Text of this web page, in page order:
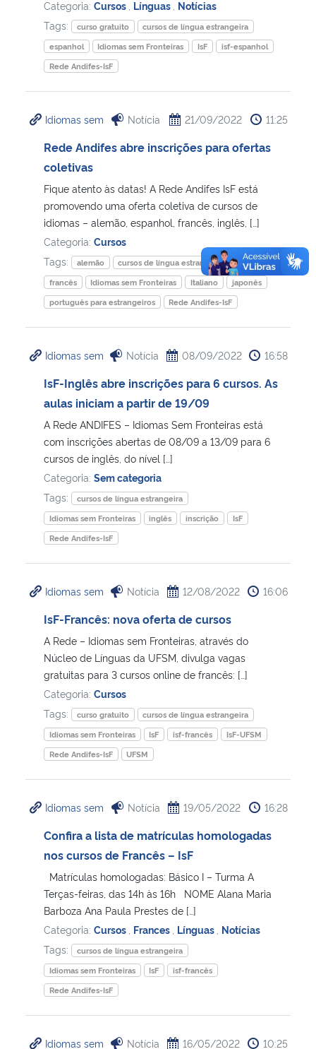
Categoria: Cursos Línguas Notícias
Tags:
curso gratuito
cursos de língua estrangeira
espanhol
Idiomas sem Fronteiras IsF
isf-espanhol
Rede Andifes-IsF
Idiomas sem Notícia 21/09/2022 11:25
Rede Andifes abre inscrições para ofertas
coletivas
Fique atento às datas! A Rede Andifes IsF está
promovendo uma oferta coletiva de cursos de
idiomas – alemão, espanhol, francês, inglês, […]
Categoria: Cursos
Tags:
alemão cursos de língua estrangeira
espanhol
francês
Idiomas sem Fronteiras Italiano
japonês
português para estrangeiros
Rede Andifes-IsF
Idiomas sem Notícia 08/09/2022 16:58
IsF-Inglês abre inscrições para 6 cursos. As
aulas iniciam a partir de 19/09
A Rede ANDIFES – Idiomas Sem Fronteiras está
com inscrições abertas de 08/09 a 13/09 para 6
cursos de inglês, do nível […]
Categoria: Sem categoria
Tags:
cursos de língua estrangeira
Idiomas sem Fronteiras
inglês inscrição
IsF
Rede Andifes-IsF
Idiomas sem Notícia 12/08/2022 16:06
IsF-Francês: nova oferta de cursos
A Rede – Idiomas sem Fronteiras, através do
Núcleo de Línguas da UFSM, divulga vagas
gratuitas para 3 cursos online de francês: […]
Categoria: Cursos
Tags:
curso gratuito
cursos de língua estrangeira
Idiomas sem Fronteiras
IsF isf-francês
IsF-UFSM
Rede Andifes-IsF
UFSM
Idiomas sem Notícia 19/05/2022 16:28
Confira a lista de matrículas homologadas
nos cursos de Francês – IsF
Matrículas homologadas: Básico I – Turma A
Terças-feiras, das 14h às 16h NOME Alana Maria
Barboza Ana Paula Prestes de […]
Categoria: Cursos Frances Línguas Notícias
Tags:
cursos de língua estrangeira
Idiomas sem Fronteiras
IsF
isf-francês
Rede Andifes-IsF
Idiomas sem Notícia 16/05/2022 10:25